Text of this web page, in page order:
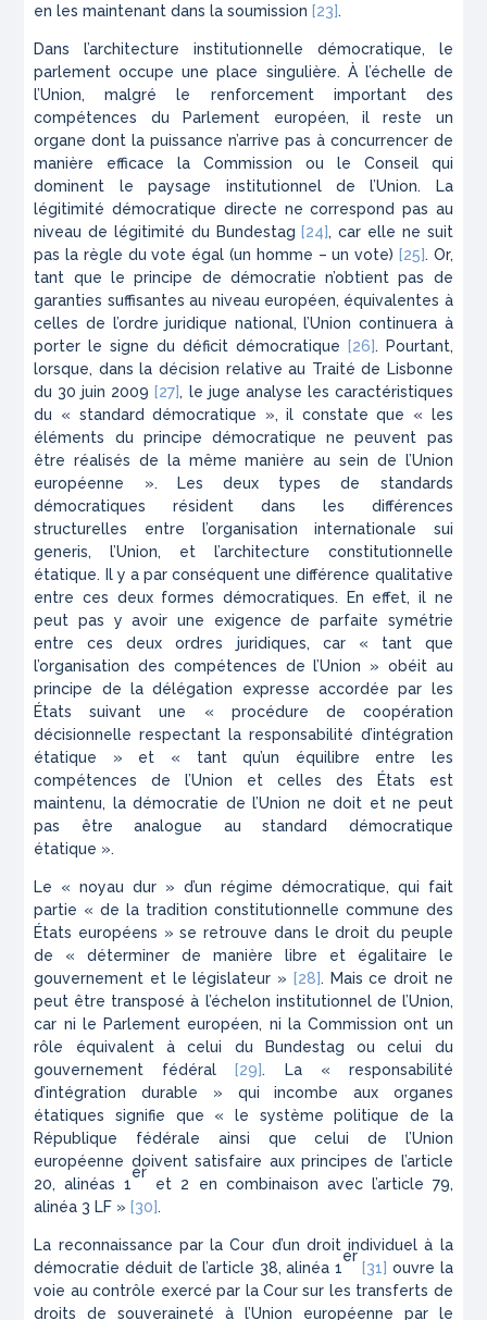
en les maintenant dans la soumission [23].
Dans l’architecture institutionnelle démocratique, le
parlement occupe une place singulière. À l’échelle de
l’Union, malgré le renforcement important des
compétences du Parlement européen, il reste un
organe dont la puissance n’arrive pas à concurrencer de
manière efficace la Commission ou le Conseil qui
dominent le paysage institutionnel de l’Union. La
légitimité démocratique directe ne correspond pas au
niveau de légitimité du Bundestag [24], car elle ne suit
pas la règle du vote égal (un homme – un vote) [25]. Or,
tant que le principe de démocratie n’obtient pas de
garanties suffisantes au niveau européen, équivalentes à
celles de l’ordre juridique national, l’Union continuera à
porter le signe du déficit démocratique
[26]. Pourtant,
lorsque, dans la décision relative au Traité de Lisbonne
du 30 juin 2009 [27], le juge analyse les caractéristiques
du « standard démocratique », il constate que « les
éléments du principe démocratique ne peuvent pas
être réalisés de la même manière au sein de l’Union
européenne ». Les deux types de standards
démocratiques résident dans les différences
structurelles entre l’organisation internationale sui
generis, l’Union, et l’architecture constitutionnelle
étatique. Il y a par conséquent une différence qualitative
entre ces deux formes démocratiques. En effet, il ne
peut pas y avoir une exigence de parfaite symétrie
entre ces deux ordres juridiques, car « tant que
l’organisation des compétences de l’Union » obéit au
principe de la délégation expresse accordée par les
États suivant une « procédure de coopération
décisionnelle respectant la responsabilité d’intégration
étatique » et « tant qu’un équilibre entre les
compétences de l’Union et celles des États est
maintenu, la démocratie de l’Union ne doit et ne peut
pas être analogue au standard démocratique
étatique ».
Le « noyau dur » d’un régime démocratique, qui fait
partie « de la tradition constitutionnelle commune des
États européens » se retrouve dans le droit du peuple
de « déterminer de manière libre et égalitaire le
gouvernement et le législateur » [28]. Mais ce droit ne
peut être transposé à l’échelon institutionnel de l’Union,
car ni le Parlement européen, ni la Commission ont un
rôle équivalent à celui du
Bundestag ou celui du
gouvernement fédéral [29]. La « responsabilité
d’intégration durable » qui incombe aux organes
étatiques signifie que « le système politique de la
République fédérale ainsi que celui de l’Union
européenne doivent satisfaire aux principes de l’article
20, alinéas 1
er
et 2 en combinaison avec l’article 79,
alinéa 3 LF » [30].
La reconnaissance par la Cour d’un droit individuel à la
démocratie déduit de l’article 38, alinéa 1
er
[31] ouvre la
voie au contrôle exercé par la Cour sur les transferts de
droits de souveraineté à l’Union européenne par le